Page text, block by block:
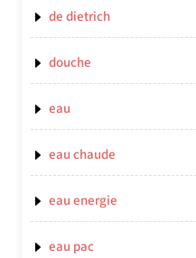
de dietrich
douche
eau
eau chaude
eau energie
eau pac